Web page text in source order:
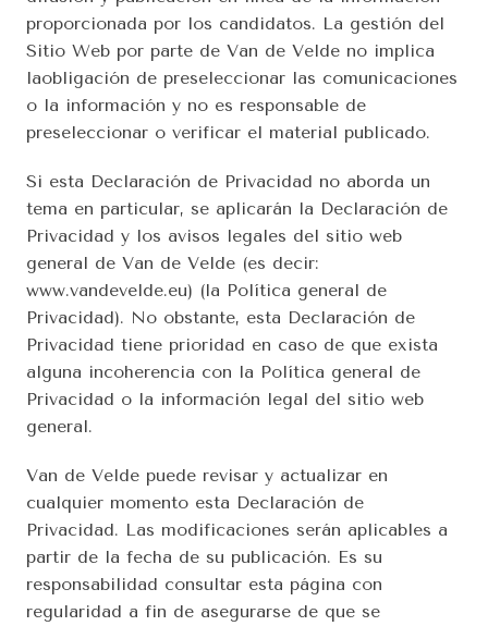
proporcionada por los candidatos. La gestión del
Sitio Web por parte de Van de Velde no implica
laobligación de preseleccionar las comunicaciones
o la información y no es responsable de
preseleccionar o verificar el material publicado.
Si esta Declaración de Privacidad no aborda un
tema en particular, se aplicarán la Declaración de
Privacidad y los avisos legales del sitio web
general de Van de Velde (es decir:
www.vandevelde.eu) (la Política general de
Privacidad). No obstante, esta Declaración de
Privacidad tiene prioridad en caso de que exista
alguna incoherencia con la Política general de
Privacidad o la información legal del sitio web
general.
Van de Velde puede revisar y actualizar en
cualquier momento esta Declaración de
Privacidad. Las modificaciones serán aplicables a
partir de la fecha de su publicación. Es su
responsabilidad consultar esta página con
regularidad a fin de asegurarse de que se